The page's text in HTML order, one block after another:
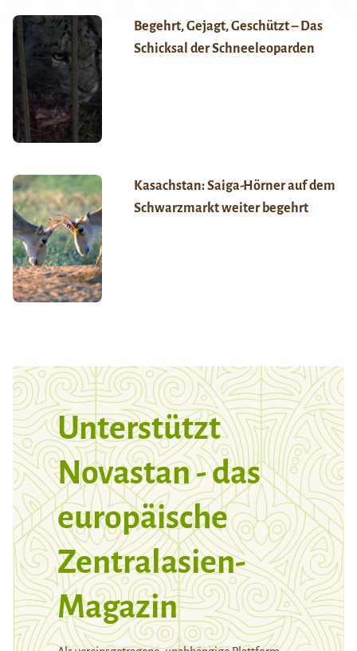
Begehrt, Gejagt, Geschützt – Das
Schicksal der Schneeleoparden
Kasachstan: Saiga-Hörner auf dem
Schwarzmarkt weiter begehrt
Unterstützt
Novastan - das
europäische
Zentralasien-
Magazin